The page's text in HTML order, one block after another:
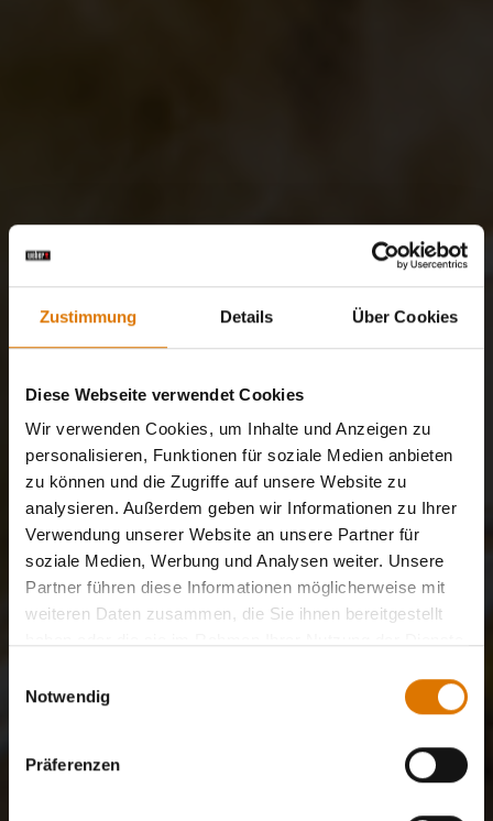
Zustimmung Details Über Cookies
Diese Webseite verwendet Cookies
Wir verwenden Cookies, um Inhalte und Anzeigen zu
personalisieren, Funktionen für soziale Medien anbieten
zu können und die Zugriffe auf unsere Website zu
analysieren. Außerdem geben wir Informationen zu Ihrer
Verwendung unserer Website an unsere Partner für
soziale Medien, Werbung und Analysen weiter. Unsere
Partner führen diese Informationen möglicherweise mit
weiteren Daten zusammen, die Sie ihnen bereitgestellt
Notwendig
Präferenzen